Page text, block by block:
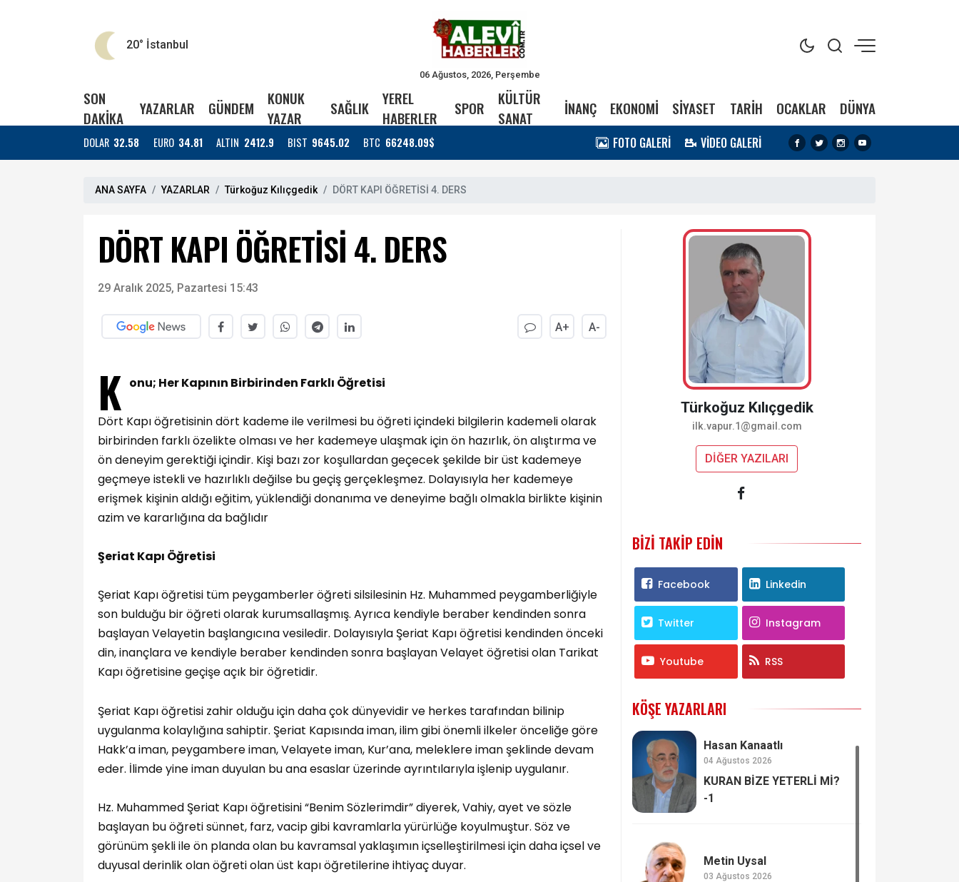
20° İstanbul
06 Ağustos, 2026, Perşembe
SON
DAKİKA
YAZARLAR GÜNDEM
KONUK
YAZAR
SAĞLIK
YEREL
HABERLER
SPOR
KÜLTÜR
SANAT
İNANÇ EKONOMİ SİYASET TARİH OCAKLAR DÜNYA
DOLAR 32.58 EURO 34.81 ALTIN 2412.9 BIST 9645.02 BTC 66248.09$ FOTO GALERİ VİDEO GALERİ
ANA SAYFA YAZARLAR Türkoğuz Kılıçgedik DÖRT KAPI ÖĞRETİSİ 4. DERS
DÖRT KAPI ÖĞRETİSİ 4. DERS
29 Aralık 2025, Pazartesi 15:43
A+ A-
K onu; Her Kapının Birbirinden Farklı Öğretisi
Dört Kapı öğretisinin dört kademe ile verilmesi bu öğreti içindeki bilgilerin kademeli olarak
birbirinden farklı özelikte olması ve her kademeye ulaşmak için ön hazırlık, ön alıştırma ve
ön deneyim gerektiği içindir. Kişi bazı zor koşullardan geçecek şekilde bir üst kademeye
geçmeye istekli ve hazırlıklı değilse bu geçiş gerçekleşmez. Dolayısıyla her kademeye
erişmek kişinin aldığı eğitim, yüklendiği donanıma ve deneyime bağlı olmakla birlikte kişinin
azim ve kararlığına da bağlıdır
Şeriat Kapı Öğretisi
Şeriat Kapı öğretisi tüm peygamberler öğreti silsilesinin Hz. Muhammed peygamberliğiyle
son bulduğu bir öğreti olarak kurumsallaşmış. Ayrıca kendiyle beraber kendinden sonra
başlayan Velayetin başlangıcına vesiledir. Dolayısıyla Şeriat Kapı öğretisi kendinden önceki
din, inançlara ve kendiyle beraber kendinden sonra başlayan Velayet öğretisi olan Tarikat
Kapı öğretisine geçişe açık bir öğretidir.
Şeriat Kapı öğretisi zahir olduğu için daha çok dünyevidir ve herkes tarafından bilinip
uygulanma kolaylığına sahiptir. Şeriat Kapısında iman, ilim gibi önemli ilkeler önceliğe göre
Hakk’a iman, peygambere iman, Velayete iman, Kur’ana, meleklere iman şeklinde devam
eder. İlimde yine iman duyulan bu ana esaslar üzerinde ayrıntılarıyla işlenip uygulanır.
Hz. Muhammed Şeriat Kapı öğretisini “Benim Sözlerimdir” diyerek, Vahiy, ayet ve sözle
başlayan bu öğreti sünnet, farz, vacip gibi kavramlarla yürürlüğe koyulmuştur. Söz ve
görünüm şekli ile ön planda olan bu kavramsal yaklaşımın içselleştirilmesi için daha içsel ve
duyusal derinlik olan öğreti olan üst kapı öğretilerine ihtiyaç duyar.
Türkoğuz Kılıçgedik
ilk.vapur.1@gmail.com
DİĞER YAZILARI
BIZI TAKIP EDIN
Facebook Linkedin
Twitter Instagram
Youtube RSS
KÖŞE YAZARLARI
Hasan Kanaatlı
04 Ağustos 2026
KURAN BİZE YETERLİ Mİ?
-1
Metin Uysal
03 Ağustos 2026